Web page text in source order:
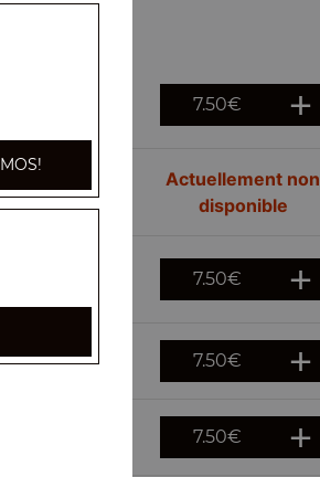
7.50€
Actuellement non
disponible
7.50€
7.50€
7.50€